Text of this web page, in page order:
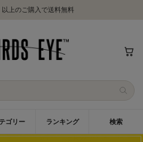
上のご購入で送料無料
ゴリー ランキング 検索